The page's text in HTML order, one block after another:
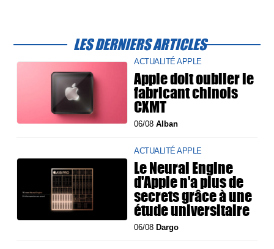
LES DERNIERS ARTICLES
ACTUALITÉ APPLE
Apple doit oublier le
fabricant chinois
CXMT
06/08Alban
ACTUALITÉ APPLE
Le Neural Engine
d'Apple n'a plus de
secrets grâce à une
étude universitaire
06/08 Dargo